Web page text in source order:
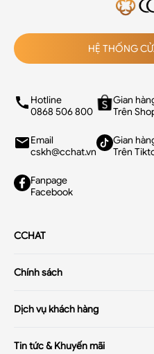
HỆ THỐNG
Hotline
0868 506 800
Email
cskh@cchat.vn
Fanpage
Facebook
Gian
Trên
Gian
Trên
CCHAT
Hệ thống cửa hàng
Chính sách
Chính sách thanh toán
Dịch vụ khách hàng
Hướng dẫn mua hàng
Tin tức & Khuyến mãi